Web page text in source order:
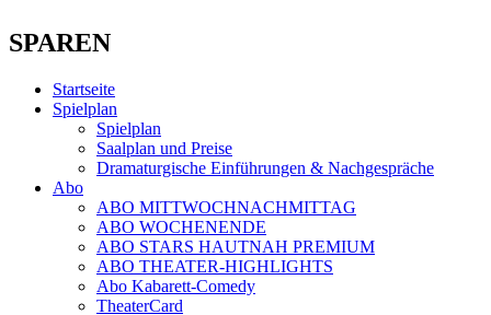
SPAREN
Startseite
Spielplan
Spielplan
Saalplan und Preise
Dramaturgische Einführungen & Nachgespräche
Abo
ABO MITTWOCHNACHMITTAG
ABO WOCHENENDE
ABO STARS HAUTNAH PREMIUM
ABO THEATER-HIGHLIGHTS
Abo Kabarett-Comedy
TheaterCard